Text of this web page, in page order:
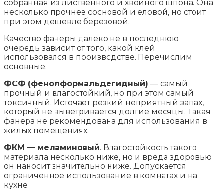
собранная из лиственного и хвойного шпона. Она
несколько прочнее сосновой и еловой, но стоит
при этом дешевле березовой.
Качество фанеры далеко не в последнюю
очередь зависит от того, какой клей
использовался в производстве. Перечислим
основные.
ФСФ (фенолформальдегидный) — самый
прочный и влагостойкий, но при этом самый
токсичный. Источает резкий неприятный запах,
который не выветривается долгие месяцы. Такая
фанера не рекомендована для использования в
жилых помещениях.
ФКМ — меламиновый. Влагостойкость такого
материала несколько ниже, но и вреда здоровью
он наносит значительно ниже. Допускается
ограниченное использование в комнатах и на
кухне.